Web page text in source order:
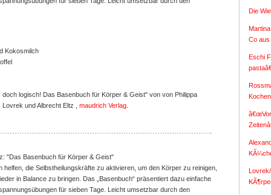
Kokosmilch
logisch! Das Basenbuch für Körper & Geist" von von Philippa
und Albrecht Eltz , maudrich Verlag.
"Das Basenbuch für Körper & Geist"
helfen, die Selbstheilungskräfte zu aktivieren, um den Körper zu reinigen,
in Balance zu bringen. Das „Basenbuch“ präsentiert dazu einfache
für sieben Tage. Leicht umsetzbar durch den
Die
Co
Eschi